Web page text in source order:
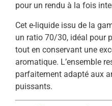
pour un rendu à la fois
Cet e-liquide issu de la
un ratio 70/30, idéal pour
tout en conservant une
aromatique. L’ensemble
parfaitement adapté aux
puissants.